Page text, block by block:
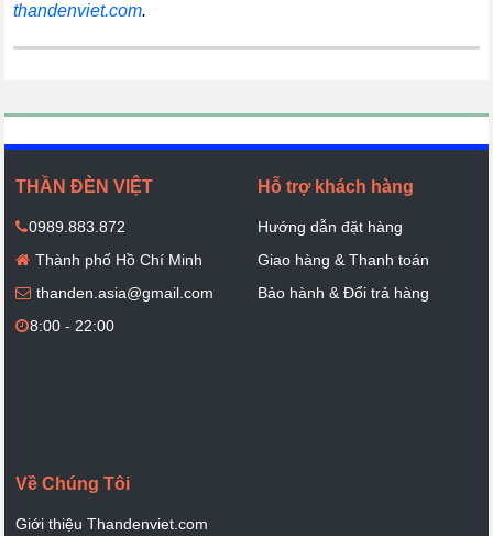
thandenviet.com.
THẦN ĐÈN VIỆT
0989.883.872
Thành phố Hồ Chí Minh
thanden.asia@gmail.com
8:00 - 22:00
Hỗ trợ khách hàng
Hướng dẫn đặt hàng
Giao hàng & Thanh toán
Bảo hành & Đổi trả hàng
Về Chúng Tôi
Giới thiệu Thandenviet.com